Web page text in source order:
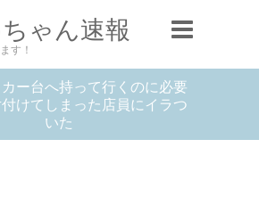
ゃん速報
す！
ー台へ持って行くのに必要
けてしまった店員にイラつ
いた